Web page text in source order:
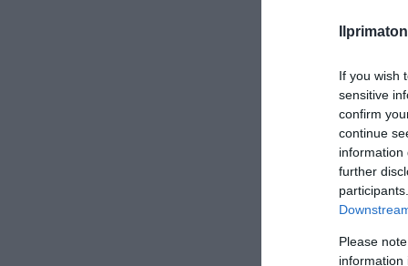
If you wish
sensitive
confirm
continue
information
further
Please
information
Chivu